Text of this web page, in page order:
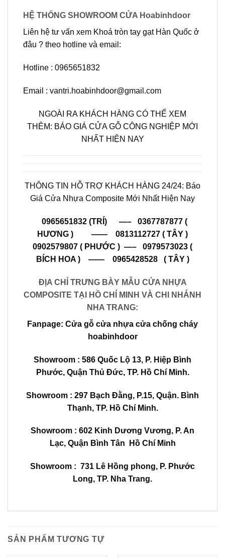
HỆ THỐNG SHOWROOM CỬA Hoabinhdoor
Liên hệ tư vấn xem Khoá tròn tay gạt Hàn Quốc ở
đâu ? theo hotline và email:
Hotline : 0965651832
Email : vantri.hoabinhdoor@gmail.com
NGOÀI RA KHÁCH HÀNG CÓ THỂ XEM
THÊM: BÁO GIÁ CỬA GỖ CÔNG NGHIỆP MỚI
NHẤT HIỆN NAY
THÔNG TIN HỖ TRỢ KHÁCH HÀNG 24/24: Báo
Giá Cửa Nhựa Composite Mới Nhất Hiện Nay
0965651832 (TRÍ) —–
0367787877 (
HƯƠNG ) —— 0813112727 ( TÂY )
0902579807 ( PHƯỚC ) —– 0979573023 (
BÍCH HOA ) —— 0965428528 ( TÂY )
ĐỊA CHỈ TRƯNG BÀY MẪU CỬA NHỰA
COMPOSITE TẠI HỒ CHÍ MINH VÀ CHI NHÁNH
NHA TRANG:
Fanpage: Cửa gỗ cửa nhựa cửa chống cháy
hoabinhdoor
Showroom : 586 Quốc Lộ 13, P. Hiệp Bình
Phước, Quận Thủ Đức, TP. Hồ Chí Minh.
Showroom : 297 Bạch Đằng, P.15, Quận. Bình
Thạnh, TP. Hồ Chí Minh.
Showroom : 602 Kinh Dương Vương, P. An
Lạc, Quận Bình Tân Hồ Chí Minh
Showroom : 731 Lê Hồng phong, P. Phước
Long, TP. Nha Trang.
SẢN PHẨM TƯƠNG TỰ